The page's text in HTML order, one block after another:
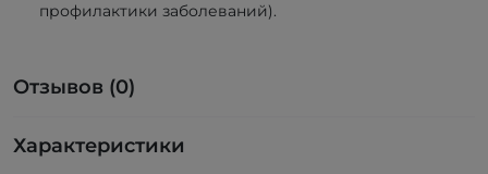
профилактики заболеваний).
Отзывов (0)
Характеристики